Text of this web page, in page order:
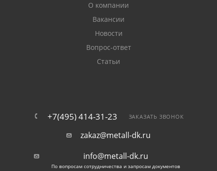
О компании
Вакансии
Новости
Вопрос-ответ
Статьи
+7(495) 414-31-23 ЗАКАЗАТЬ ЗВОНОК
zakaz@metall-dk.ru
info@metall-dk.ru
По вопросам сотрудничества и запросам документов